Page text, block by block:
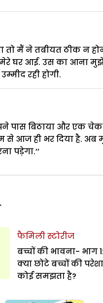
तो मैं ने तबीयत ठीक न
मेरे घर आई. उस का आना
रही होगी.
पास बिठाया और एक
से आज ही भर दिया है. अब
पड़ेगा.’’
फैमिली स्टोरीज
बच्चों की भावना- भाग
क्या छोटे बच्चों की
कोई समझता है?